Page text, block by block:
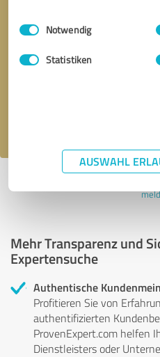
Impressum
Einwilligungsauswahl
Notwendig
Statistiken
AUSWAHL
Mehr Transparenz und
Expertensuche
Authentische
Profitieren Sie von
authentifizierten
ProvenExpert.com helfen
Dienstleisters oder